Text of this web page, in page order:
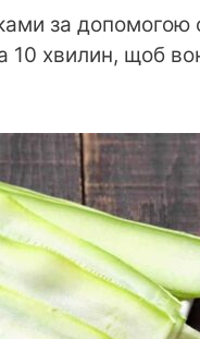
за допомогою
10 хвилин, щоб